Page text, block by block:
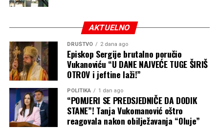
AKTUELNO
DRUŠTVO 2 dana ago
Episkop Sergije brutalno poručio
Vukanoviću “U DANE NAJVEĆE TUGE ŠIRIŠ
OTROV i jeftine laži!”
POLITIKA 1 dan ago
“POMJERI SE PREDSJEDNIČE DA DODIK
STANE”! Tanja Vukomanović oštro
reagovala nakon obilježavanja “Oluje”